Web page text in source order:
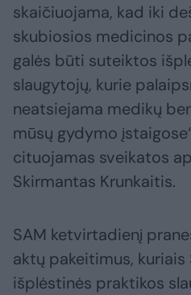
skaičiuojama, kad iki
skubiosios medicinos
galės būti suteiktos
slaugytojų, kurie
neatsiejama medikų
mūsų gydymo
cituojamas sveikatos
Skirmantas Krunkaitis.
SAM ketvirtadienį
aktų pakeitimus, kuriais
išplėstinės praktikos